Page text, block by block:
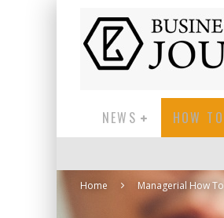
NEWS HOW TO
Home Managerial How To